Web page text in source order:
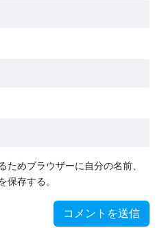
ためブラウザーに自分の名前、
保存する。